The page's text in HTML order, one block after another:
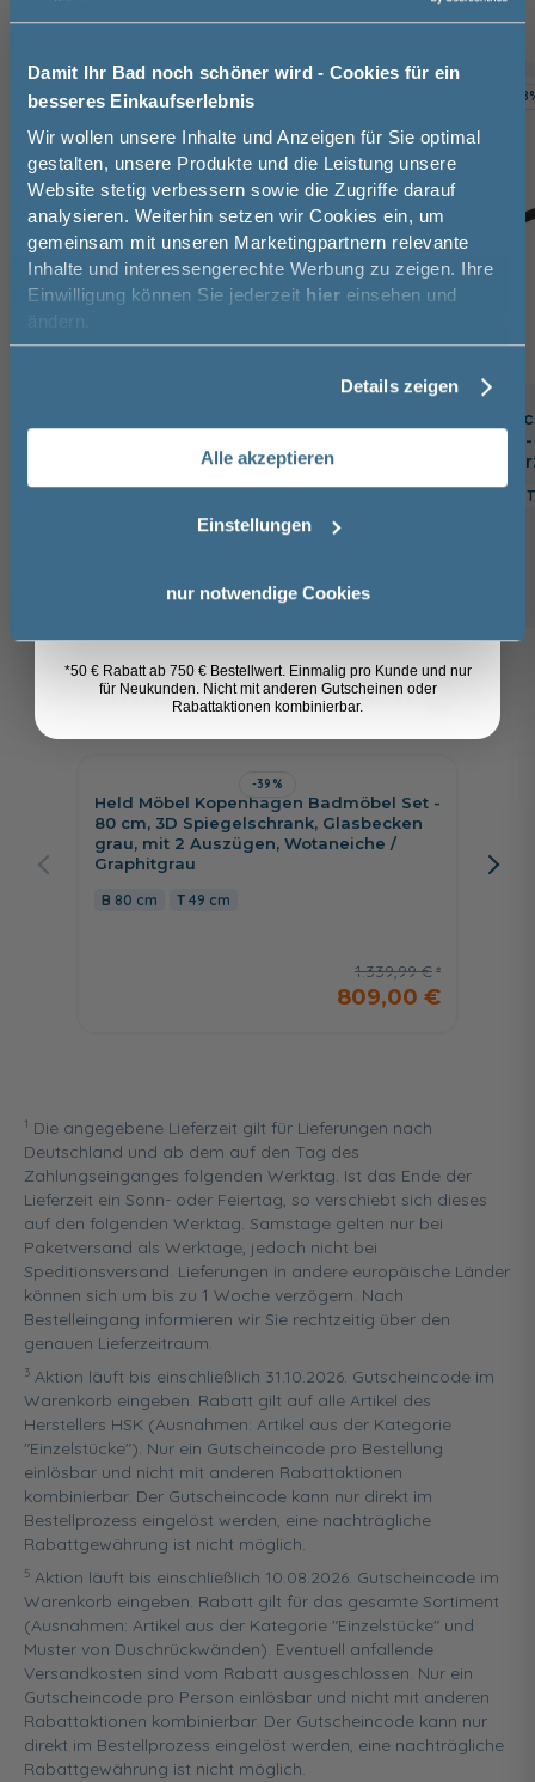
Damit Ihr Bad noch schöner wird - Cookies für ein
besseres Einkaufserlebnis
Wir wollen unsere Inhalte und Anzeigen für Sie optimal
gestalten, unsere Produkte und die Leistung unsere
Website stetig verbessern sowie die Zugriffe darauf
analysieren. Weiterhin setzen wir Cookies ein, um
gemeinsam mit unseren Marketingpartnern relevante
Inhalte und interessengerechte Werbung zu zeigen. Ihre
Einwilligung können Sie jederzeit hier einsehen und
ändern.
Details zeigen
Alle akzeptieren
Einstellungen
nur notwendige Cookies
TOPSELLER -24%
32,49 €
-
Held Möbel
Handtuchhalter
einarmig,
Kunden kauften auch 8
-39%
Held Möbel Kopenhagen Badmöbel Set -
80 cm, 3D Spiegelschrank, Glasbecken
grau, mit 2 Auszügen, Wotaneiche /
Graphitgrau
80 cm 49 cm
1.339,99 €
809,00 €
1 Die angegebene Lieferzeit gilt für Lieferungen nach
Deutschland und ab dem auf den Tag des
Zahlungseinganges folgenden Werktag. Ist das Ende der
Lieferzeit ein Sonn- oder Feiertag, so verschiebt sich dieses
auf den folgenden Werktag. Samstage gelten nur bei
Paketversand als Werktage, jedoch nicht bei
Speditionsversand. Lieferungen in andere europäische Länder
können sich um bis zu 1 Woche verzögern. Nach
Bestelleingang informieren wir Sie rechtzeitig über den
genauen Lieferzeitraum.
3 Aktion läuft bis einschließlich 31.10.2026. Gutscheincode im
Warenkorb eingeben. Rabatt gilt auf alle Artikel des
Herstellers HSK (Ausnahmen: Artikel aus der Kategorie
"Einzelstücke"). Nur ein Gutscheincode pro Bestellung
einlösbar und nicht mit anderen Rabattaktionen
kombinierbar. Der Gutscheincode kann nur direkt im
Bestellprozess eingelöst werden, eine nachträgliche
Rabattgewährung ist nicht möglich.
5 Aktion läuft bis einschließlich 10.08.2026. Gutscheincode im
Warenkorb eingeben. Rabatt gilt für das gesamte Sortiment
(Ausnahmen: Artikel aus der Kategorie "Einzelstücke" und
Muster von Duschrückwänden). Eventuell anfallende
Versandkosten sind vom Rabatt ausgeschlossen. Nur ein
Gutscheincode pro Person einlösbar und nicht mit anderen
Rabattaktionen kombinierbar. Der Gutscheincode kann nur
direkt im Bestellprozess eingelöst werden, eine nachträgliche
Rabattgewährung ist nicht möglich.
Jetzt 50 € sparen!
Melde Sie sich hier zu unserem
Newsletter an und sparen Sie
50€* auf Ihre Bestellung!
Vorname
Email
Anmelden
*50 € Rabatt ab 750 € Bestellwert. Einmalig pro Kunde und nur
für Neukunden. Nicht mit anderen Gutscheinen oder
Rabattaktionen kombinierbar.